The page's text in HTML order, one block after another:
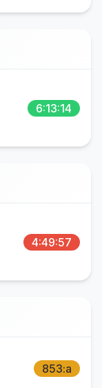
6:13:14
4:49:57
853:a